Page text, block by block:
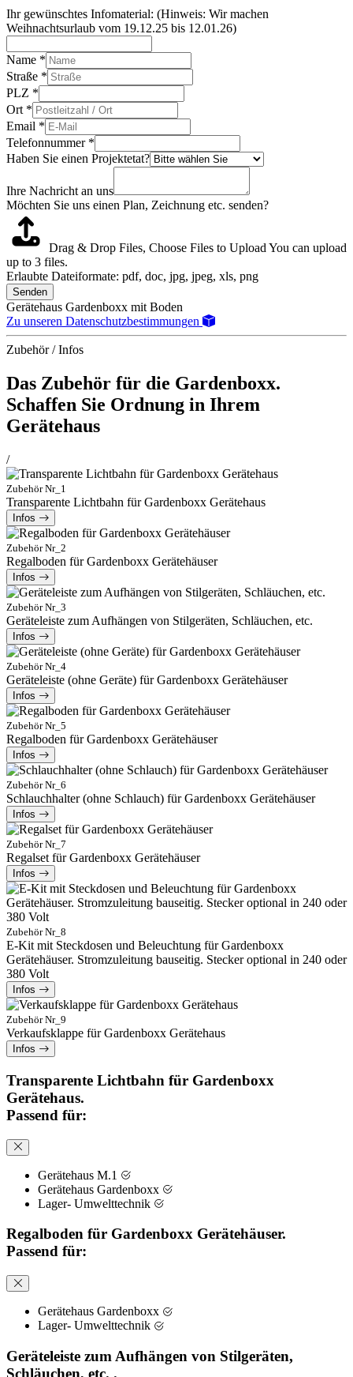
Ihr gewünschtes Infomaterial: (Hinweis: Wir machen
Weihnachtsurlaub vom 19.12.25 bis 12.01.26)
Name *
Straße *
PLZ *
Ort *
Email *
Telefonnummer *
Haben Sie einen Projektetat?
Ihre Nachricht an uns
Möchten Sie uns einen Plan, Zeichnung etc. senden?
Drag & Drop Files, Choose Files to Upload You can upload
up to 3 files.
Erlaubte Dateiformate: pdf, doc, jpg, jpeg, xls, png
Senden
Gerätehaus Gardenboxx mit Boden
Zu unseren Datenschutzbestimmungen
Zubehör / Infos
Das Zubehör für die Gardenboxx.
Schaffen Sie Ordnung in Ihrem
Gerätehaus
/
Zubehör Nr_1
Transparente Lichtbahn für Gardenboxx Gerätehaus
Infos
Zubehör Nr_2
Regalboden für Gardenboxx Gerätehäuser
Infos
Zubehör Nr_3
Geräteleiste zum Aufhängen von Stilgeräten, Schläuchen, etc.
Infos
Zubehör Nr_4
Geräteleiste (ohne Geräte) für Gardenboxx Gerätehäuser
Infos
Zubehör Nr_5
Regalboden für Gardenboxx Gerätehäuser
Infos
Zubehör Nr_6
Schlauchhalter (ohne Schlauch) für Gardenboxx Gerätehäuser
Infos
Zubehör Nr_7
Regalset für Gardenboxx Gerätehäuser
Infos
Zubehör Nr_8
E-Kit mit Steckdosen und Beleuchtung für Gardenboxx
Gerätehäuser. Stromzuleitung bauseitig. Stecker optional in 240 oder
380 Volt
Infos
Zubehör Nr_9
Verkaufsklappe für Gardenboxx Gerätehaus
Infos
Transparente Lichtbahn für Gardenboxx
Gerätehaus.
Passend für:
Gerätehaus M.1
Gerätehaus Gardenboxx
Lager- Umwelttechnik
Regalboden für Gardenboxx Gerätehäuser.
Passend für:
Gerätehaus Gardenboxx
Lager- Umwelttechnik
Geräteleiste zum Aufhängen von Stilgeräten,
Schläuchen, etc. .